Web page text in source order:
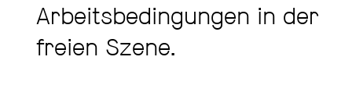
Arbeitsbedingungen in der
freien Szene.